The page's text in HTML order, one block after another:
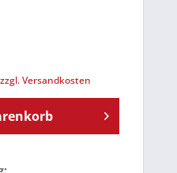
zzgl. Versandkosten